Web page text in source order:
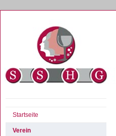
Startseite
Verein